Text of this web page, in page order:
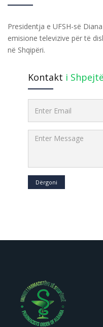
Presidentja e UFSH-së
emisione televizive për të
në Shqipëri.
Kontakt i Shpejtë
Dërgoni